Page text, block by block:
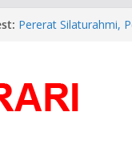
Pererat Silaturahmi,
Preparatory Group for
Aftiyedi Dalimunthe